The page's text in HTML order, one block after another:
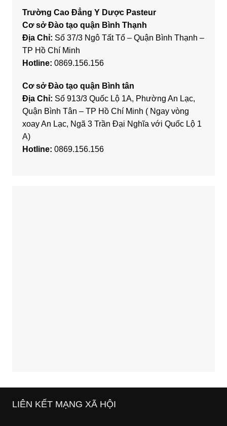
Trường Cao Đẳng Y Dược Pasteur
Cơ sở Đào tạo quận Bình Thạnh
Địa Chỉ: Số 37/3 Ngô Tất Tố – Quận Bình Thạnh –
TP Hồ Chí Minh
Hotline: 0869.156.156
Cơ sở Đào tạo quận Bình tân
Địa Chỉ: Số 913/3 Quốc Lộ 1A, Phường An Lạc,
Quận Bình Tân – TP Hồ Chí Minh ( Ngay vòng
xoay An Lạc, Ngã 3 Trần Đại Nghĩa với Quốc Lộ 1
A)
Hotline: 0869.156.156
LIÊN KẾT MẠNG XÃ HỘI